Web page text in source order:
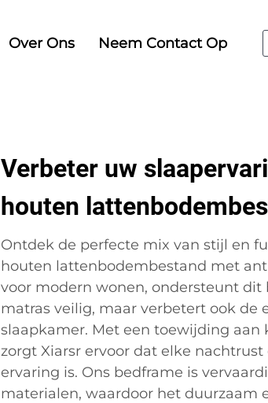
Over Ons Neem Contact Op
Verbeter uw
houten
Ontdek de perfecte mix van stijl en
houten lattenbodembestand met
voor modern wonen, ondersteunt
matras veilig, maar verbetert ook de
slaapkamer. Met een toewijding
zorgt Xiarsr ervoor dat elke
ervaring is. Ons bedframe is
materialen, waardoor het duurzaam